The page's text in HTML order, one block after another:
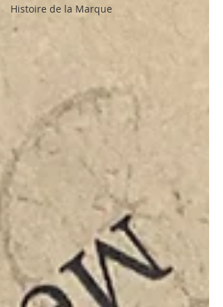
Histoire de la Marque